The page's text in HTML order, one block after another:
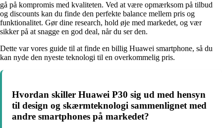
gå på kompromis med kvaliteten. Ved at være opmærksom på tilbud
og discounts kan du finde den perfekte balance mellem pris og
funktionalitet. Gør dine research, hold øje med markedet, og vær
sikker på at snagge en god deal, når du ser den.
Dette var vores guide til at finde en billig Huawei smartphone, så du
kan nyde den nyeste teknologi til en overkommelig pris.
Hvordan skiller Huawei P30 sig ud med hensyn
til design og skærmteknologi sammenlignet med
andre smartphones på markedet?